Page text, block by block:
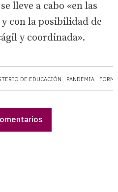
DE EDUCACIÓN PANDEMIA
lleve a cabo «en las
con la posibilidad de
y coordinada».